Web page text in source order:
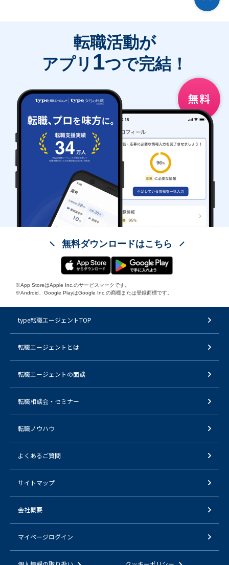
転職活動が
アプリ 1つで完結！
無料ダウンロードはこちら
※App StoreはApple Inc.のサービスマークです。
※Android、Google PlayはGoogle Inc.の商標または登録商標です。
type転職エージェントTOP
転職エージェントとは
転職エージェントの面談
転職相談会・セミナー
転職ノウハウ
よくあるご質問
サイトマップ
会社概要
マイページログイン